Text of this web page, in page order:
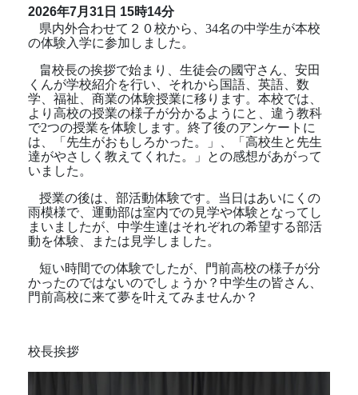
2026年7月31日 15時14分
県内外合わせて２０校から、 34名の中学生が本校
の体験入学に参加しました。
畠校長の挨拶で始まり、生徒会の國守さん、安田
くんが学校紹介を行い、それから国語、英語、数
学、福祉、商業の体験授業に移ります。本校では、
より高校の授業の様子が分かるようにと、違う教科
で2つの授業を体験します。終了後のアンケートに
は、「先生がおもしろかった。」、「高校生と先生
達がやさしく教えてくれた。」との感想があがって
いました。
授業の後は、部活動体験です。当日はあいにくの
雨模様で、運動部は室内での見学や体験となってし
まいましたが、中学生達はそれぞれの希望する部活
動を体験、または見学しました。
短い時間での体験でしたが、門前高校の様子が分
かったのではないのでしょうか？中学生の皆さん、
門前高校に来て夢を叶えてみませんか？
校長挨拶